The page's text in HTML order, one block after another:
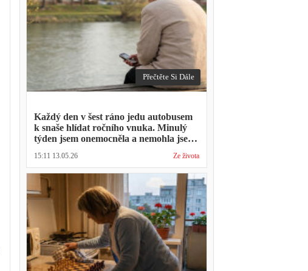
Přečtěte Si Dále
Každý den v šest ráno jedu autobusem
k snaše hlídat ročního vnuka. Minulý
týden jsem onemocněla a nemohla jsem
den volna. Víš, kolik nás to stálo?"
15:11 13.05.26 Ze života